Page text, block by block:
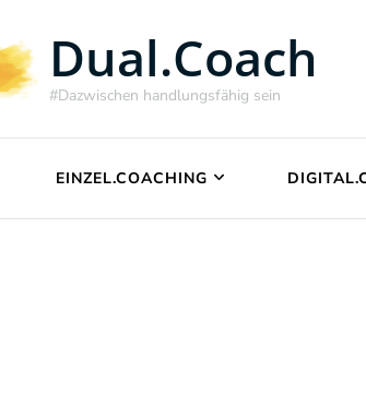
Dual.Coach
#Dazwischen handlungsfähig sein
EINZEL.COACHING